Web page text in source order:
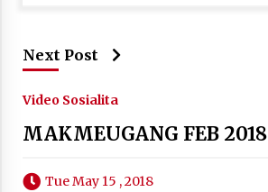
Next Post
Video Sosialita
MAKMEUGANG FEB 2018
Tue May 15 , 2018